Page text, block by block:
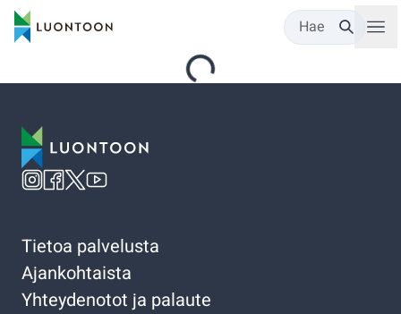
Hae
Tietoa palvelusta
Ajankohtaista
Yhteydenotot ja palaute